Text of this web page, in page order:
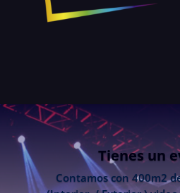
Tienes un
Contamos con 400m2